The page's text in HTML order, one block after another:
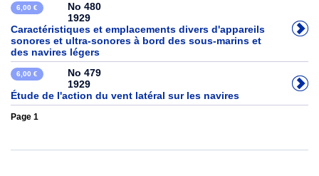
6,00 €
No 480
1929
Caractéristiques et emplacements divers d'appareils
sonores et ultra-sonores à bord des sous-marins et
des navires légers
6,00 €
No 479
1929
Étude de l'action du vent latéral sur les navires
Page 1